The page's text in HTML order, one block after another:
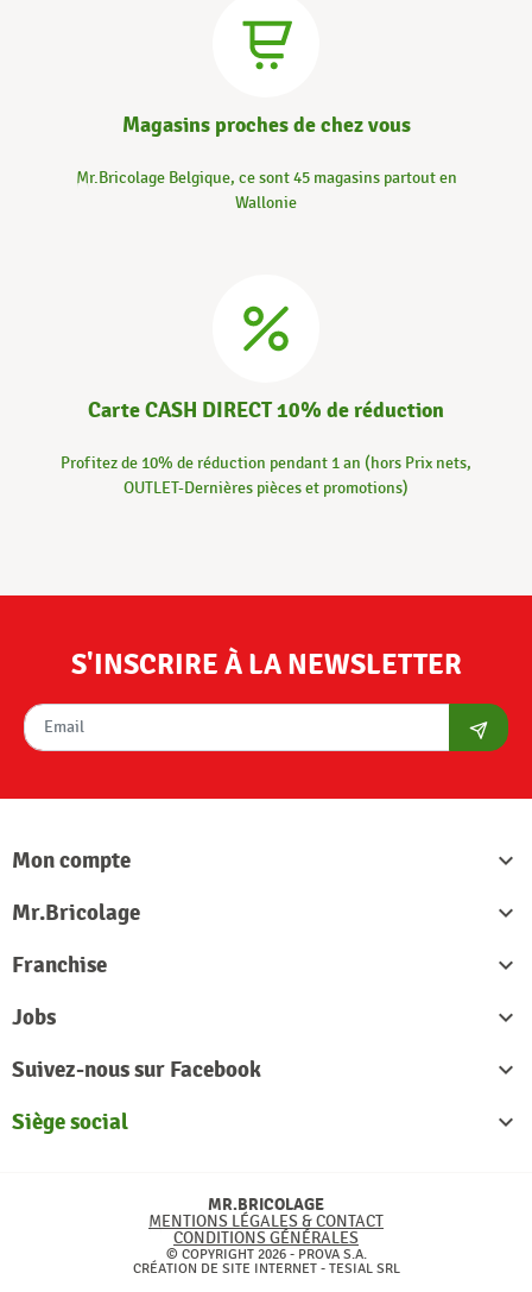
Magasins proches de chez vous
Mr.Bricolage Belgique, ce sont 45 magasins partout en
Wallonie
Carte CASH DIRECT 10% de réduction
Profitez de 10% de réduction pendant 1 an (hors Prix nets,
OUTLET-Dernières pièces et promotions)
S'INSCRIRE À LA NEWSLETTER
Mon compte

Mr.Bricolage

Franchise

Jobs

Suivez-nous sur Facebook

Siège social

MR.BRICOLAGE
MENTIONS LÉGALES & CONTACT
CONDITIONS GÉNÉRALES
© COPYRIGHT 2026 - PROVA S.A.
CRÉATION DE SITE INTERNET - TESIAL SRL